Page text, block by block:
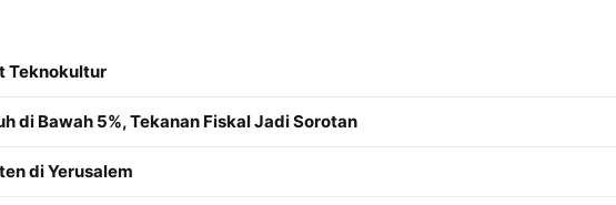
Teknokultur
di Bawah 5%, Tekanan Fiskal Jadi Sorotan
di Yerusalem